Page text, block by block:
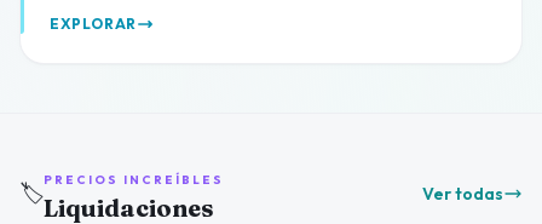
EXPLORAR
🏷️PRECIOS INCREÍBLES
Liquidaciones Ver todas